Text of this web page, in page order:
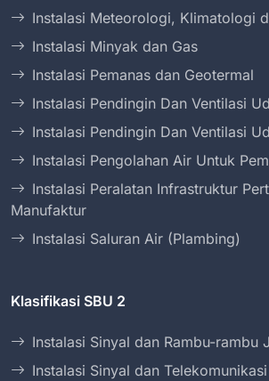
Instalasi Meteorologi, Klimatologi
Instalasi Minyak dan Gas
Instalasi Pemanas dan Geotermal
Instalasi Pendingin Dan Ventilasi
Instalasi Pendingin Dan Ventilasi
Instalasi Pengolahan Air Untuk
Instalasi Peralatan Infrastruktur
Manufaktur
Instalasi Saluran Air (Plambing)
Klasifikasi SBU 2
Instalasi Sinyal dan Rambu-rambu
Instalasi Sinyal dan